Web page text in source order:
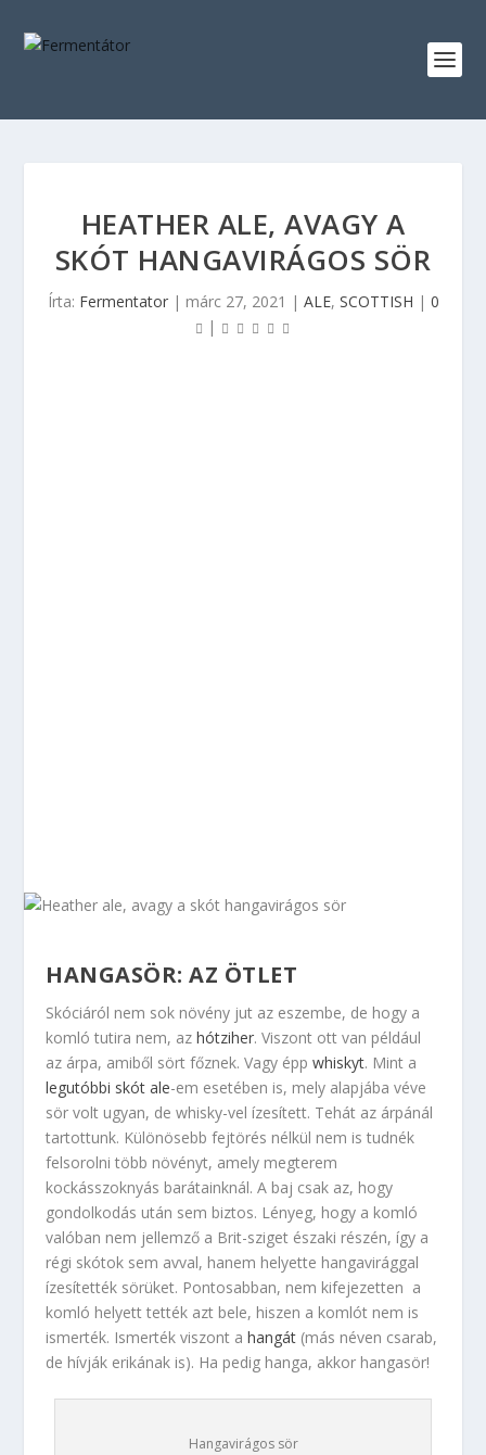
HEATHER ALE, AVAGY A
SKÓT HANGAVIRÁGOS SÖR
Írta: Fermentator| márc 27, 2021 | ALE, SCOTTISH | 0
|
HANGASÖR: AZ ÖTLET
Skóciáról nem sok növény jut az eszembe, de hogy a
komló tutira nem, azhótziher. Viszont ott van például
az árpa, amiből sört főznek. Vagy épp whiskyt. Mint a
legutóbbi skót ale-em esetében is, mely alapjába véve
sör volt ugyan, de whisky-vel ízesített. Tehát az árpánál
tartottunk. Különösebb fejtörés nélkül nem is tudnék
felsorolni több növényt, amely megterem
kockásszoknyás barátainknál. A baj csak az, hogy
gondolkodás után sem biztos. Lényeg, hogy a komló
valóban nem jellemző a Brit-sziget északi részén, így a
régi skótok sem avval, hanem helyette hangavirággal
ízesítették sörüket. Pontosabban, nem kifejezetten a
komló helyett tették azt bele, hiszen a komlót nem is
ismerték. Ismerték viszont ahangát (más néven csarab,
de hívják erikának is). Ha pedig hanga, akkor hangasör!
Hangavirágos sör